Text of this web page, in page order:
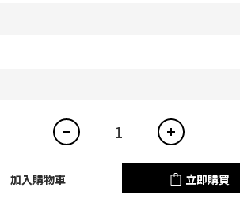
加入購物車 立即購買